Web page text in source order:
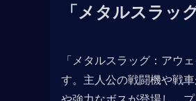
「メタルスラッ
「メタルスラッグ：アウ
す。主人公の戦闘機や戦